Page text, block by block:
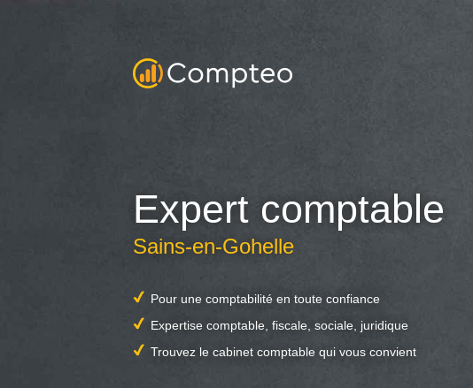
Expert comptable
Sains-en-Gohelle
Pour une comptabilité en toute confiance
Expertise comptable, fiscale, sociale, juridique
Trouvez le cabinet comptable qui vous convient